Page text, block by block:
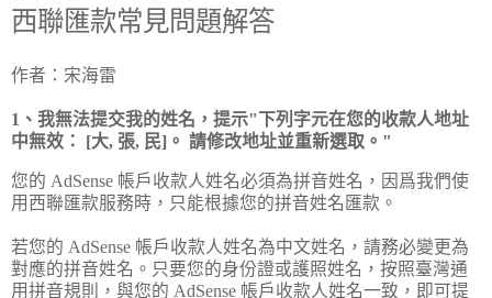
西聯匯款常見問題解答
作者：宋海雷
1、我無法提交我的姓名，提示"下列字元在您的收款人地址
中無效： [大, 張, 民]。 請修改地址並重新選取。"
您的 AdSense 帳戶收款人姓名必須為拼音姓名，因爲我們使
用西聯匯款服務時，只能根據您的拼音姓名匯款。
若您的 AdSense 帳戶收款人姓名為中文姓名，請務必變更為
對應的拼音姓名。只要您的身份證或護照姓名，按照臺灣通
用拼音規則，與您的 AdSense 帳戶收款人姓名一致，即可提